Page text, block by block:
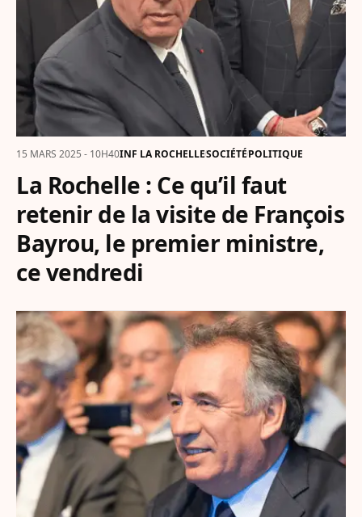
15 MARS 2025 - 10H40INF LA ROCHELLESOCIÉTÉPOLITIQUE
La Rochelle : Ce qu’il faut
retenir de la visite de François
Bayrou, le premier ministre,
ce vendredi